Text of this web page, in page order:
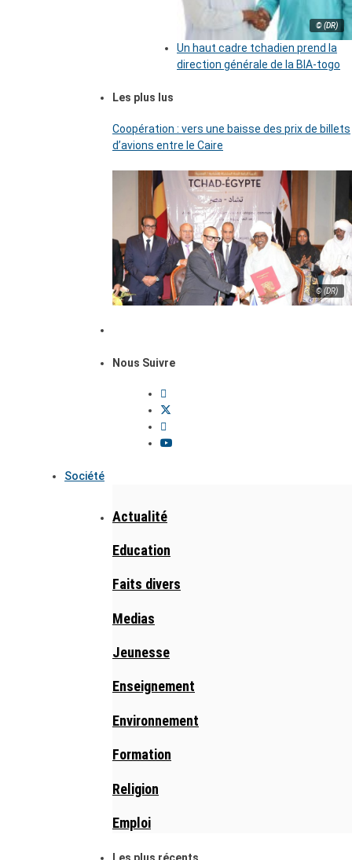
© (DR)
Un haut cadre tchadien prend la
direction générale de la BIA-togo
Les plus lus
Coopération : vers une baisse des prix de billets
d’avions entre le Caire
© (DR)
Nous Suivre
Société
Actualité
Education
Faits divers
Medias
Jeunesse
Enseignement
Environnement
Formation
Religion
Emploi